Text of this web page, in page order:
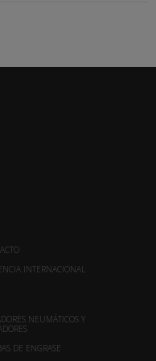
INTERNACIONAL
NEUMÁTICOS Y
DE ENGRASE